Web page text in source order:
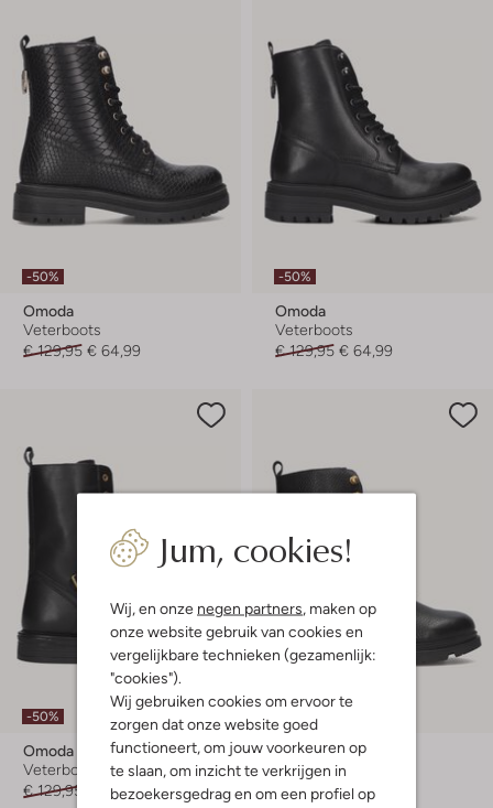
Jum, cookies!
Wij, en onze negen partners , maken op
onze website gebruik van cookies en
vergelijkbare technieken (gezamenlijk:
"cookies").
Wij gebruiken cookies om ervoor te
zorgen dat onze website goed
functioneert, om jouw voorkeuren op
te slaan, om inzicht te verkrijgen in
bezoekersgedrag en om een profiel op
-50%
Omoda
Veterboots
€ 129,95 € 64,99
-50%
Omoda
Veterboots
€ 129,95 € 64,99
-50%
Omoda
Veterboots
€ 129,95
€ 64,99
Laatste maten
-50%
Omoda
Veterboots
€ 119,95 € 59,99